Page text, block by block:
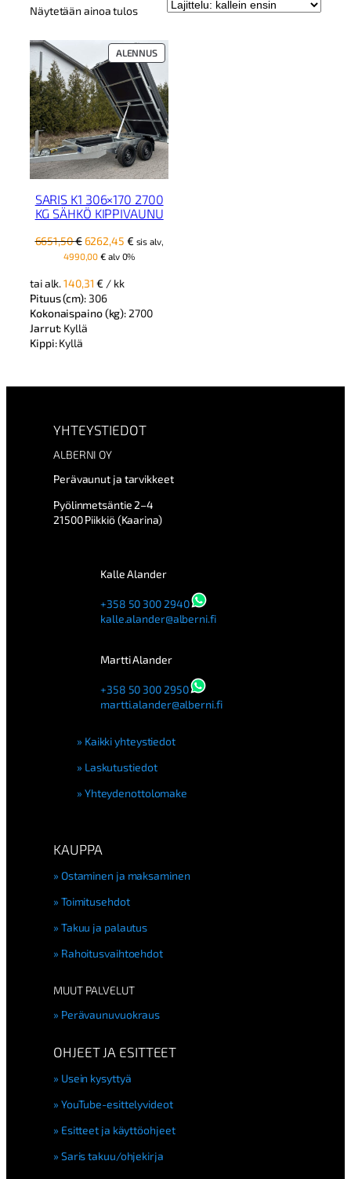
Näytetään ainoa tulos
ALENNUSTUOTE
ALENNUKSESSA
SARIS K1 306×170 2700
KG SÄHKÖ KIPPIVAUNU
6651,50€ Alkuperäinen
hinta
6651,50 €.
6262,45 €Nykyinen
hinta
sis alv,
4990,00€ alv 0%
tai alk.140,31€ / kk
Pituus (cm): 306
Kokonaispaino (kg): 2700
Jarrut: Kyllä
Kippi:Kyllä
YHTEYSTIEDOT
ALBERNI OY
Perävaunut ja tarvikkeet
Pyölinmetsäntie 2–4
21500 Piikkiö (Kaarina)
Kalle Alander
+358 50 300 2940
kalle.alander@alberni.fi
Martti Alander
+358 50 300 2950
martti.alander@alberni.fi
Kaikki yhteystiedot
Laskutustiedot
Yhteydenottolomake
KAUPPA
Ostaminen ja maksaminen
Toimitusehdot
Takuu ja palautus
Rahoitusvaihtoehdot
MUUT PALVELUT
Perävaunuvuokraus
OHJEET JA ESITTEET
Usein kysyttyä
YouTube-esittelyvideot
Esitteet ja käyttöohjeet
Saris takuu/ohjekirja